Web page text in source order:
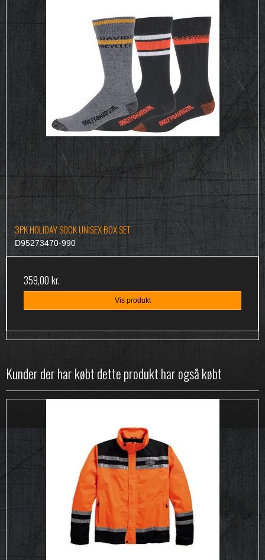
3PK HOLIDAY SOCK UNISEX BOX SET
D95273470-990
359,00 kr.
Vis produkt
Kunder der har købt dette produkt har også købt